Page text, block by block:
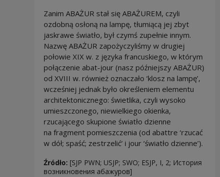
Zanim ABAŻUR stał się ABAŻUREM, czyli
ozdobną osłoną na lampę, tłumiącą jej zbyt
jaskrawe światło, był czymś zupełnie innym.
Nazwę ABAŻUR zapożyczyliśmy w drugiej
połowie XIX w. z języka francuskiego, w którym
połączenie abat-jour (nasz późniejszy ABAŻUR)
od XVIII w. również oznaczało ‘klosz na lampę’,
wcześniej jednak było określeniem elementu
architektonicznego: świetlika, czyli wysoko
umieszczonego, niewielkiego okienka,
rzucającego skupione światło dzienne
na fragment pomieszczenia (od abattre ‘rzucać
w dół; spaść; zestrzelić’ i jour ‘światło dzienne’).
Źródło: [SJP PWN; USJP; SWO; ESJP, I, 2; История
возникновения абажуров]